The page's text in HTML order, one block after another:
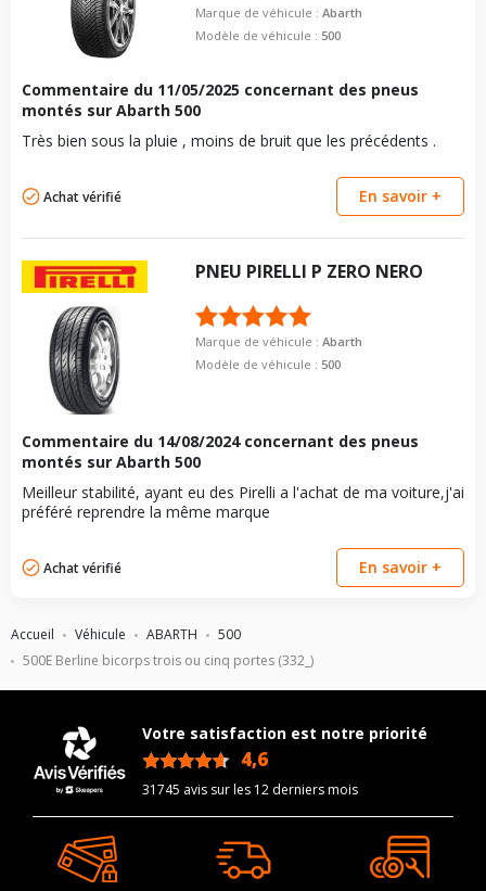
Accueil Véhicule ABARTH
500
500E Berline bicorps trois ou cinq portes (332_)
Marque de véhicule : Abarth
Modèle de véhicule : 500
Commentaire du 11/05/2025 concernant des pneus
montés sur Abarth 500
Très bien sous la pluie , moins de bruit que les précédents .
Achat vérifié En savoir +
PNEU PIRELLI P ZERO NERO
Marque de véhicule : Abarth
Modèle de véhicule : 500
Commentaire du 14/08/2024concernant des pneus
montés sur Abarth 500
Meilleur stabilité, ayant eu des Pirelli a l'achat de ma voiture,j'ai
préféré reprendre la même marque
Achat vérifié En savoir +
Votre satisfaction est notre priorité
4,6
31745 avis sur les 12 derniers mois